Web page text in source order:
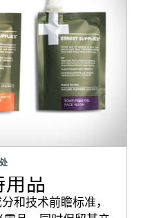
用品
和技术前瞻标准，